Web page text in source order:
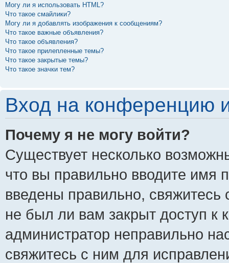
Могу ли я использовать HTML?
Что такое смайлики?
Могу ли я добавлять изображения к сообщениям?
Что такое важные объявления?
Что такое объявления?
Что такое прилепленные темы?
Что такое закрытые темы?
Что такое значки тем?
Вход на конференцию
Почему я не могу войти?
Существует несколько
что вы правильно вводите имя
введены правильно,
не был ли вам закрыт доступ к
администратор неправильно
свяжитесь с ним для